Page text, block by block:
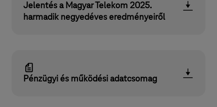
Jelentés a Magyar Telekom 2025.
harmadik negyedéves eredményeiről
Pénzügyi és működési adatcsomag